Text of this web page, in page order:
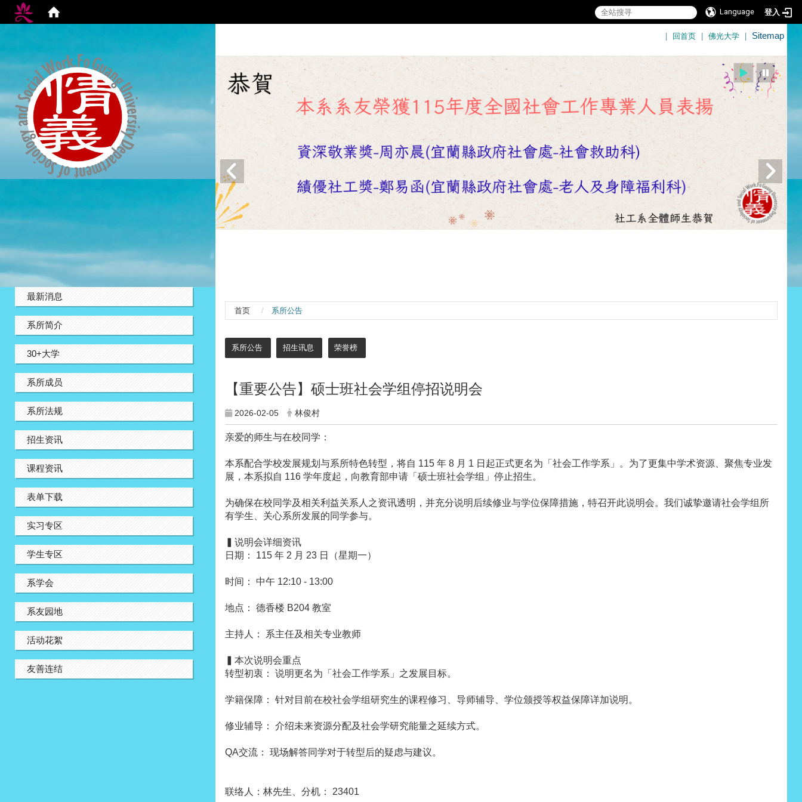
Language 登入
| 回首页 | 佛光大学 | Sitemap
最新消息
系所简介
30+大学
系所成员
系所法规
招生资讯
课程资讯
表单下载
实习专区
学生专区
系学会
系友园地
活动花絮
友善连结
首页 系所公告
系所公告 招生讯息 荣誉榜
【重要公告】硕士班社会学组停招说明会
2026-02-05 林俊村
亲爱的师生与在校同学：
本系配合学校发展规划与系所特色转型，将自 115 年 8 月 1 日起正式更名为「社会工作学系」。为了更集中学术资源、聚焦专业发
展，本系拟自 116 学年度起，向教育部申请「硕士班社会学组」停止招生。
为确保在校同学及相关利益关系人之资讯透明，并充分说明后续修业与学位保障措施，特召开此说明会。我们诚挚邀请社会学组所
有学生、关心系所发展的同学参与。
▍说明会详细资讯
日期： 115 年 2 月 23 日（星期一）
时间： 中午 12:10 - 13:00
地点： 德香楼 B204 教室
主持人： 系主任及相关专业教师
▍本次说明会重点
转型初衷： 说明更名为「社会工作学系」之发展目标。
学籍保障： 针对目前在校社会学组研究生的课程修习、导师辅导、学位颁授等权益保障详加说明。
修业辅导： 介绍未来资源分配及社会学研究能量之延续方式。
QA交流： 现场解答同学对于转型后的疑虑与建议。
联络人：林先生、分机： 23401